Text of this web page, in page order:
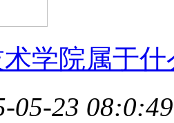
学院属于什
05-23 08:0:49